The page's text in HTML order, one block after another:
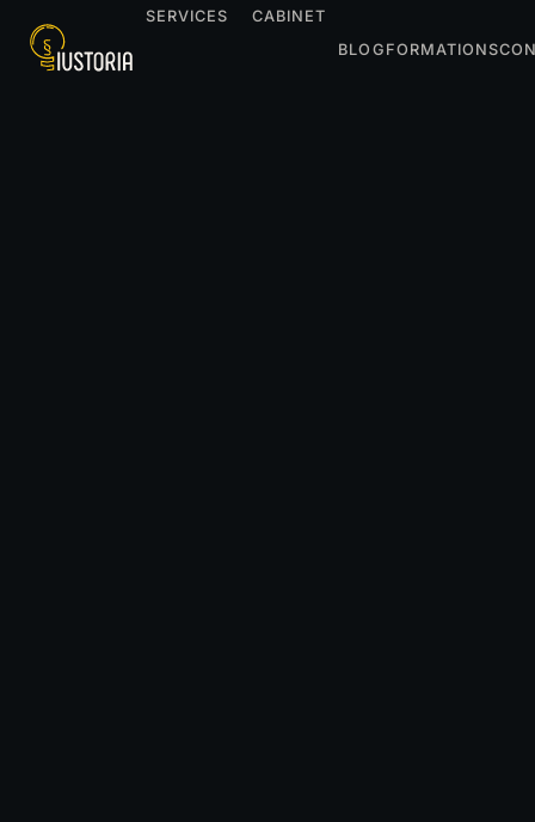
SERVICES
CABINET
BLOG FORMATIONS